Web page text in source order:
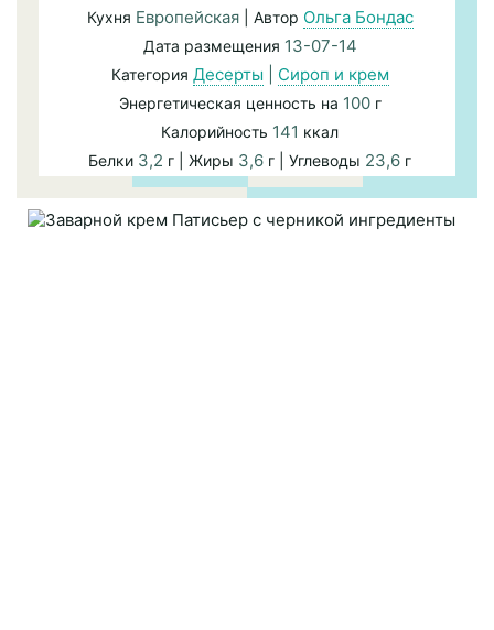
Кухня Европейская| Автор Ольга Бондас
Дата размещения 13-07-14
Категория Десерты Сироп и крем
Энергетическая ценность на 100г
Калорийность 141 ккал
Белки 3,2 г | Жиры 3,6 г | Углеводы 23,6 г